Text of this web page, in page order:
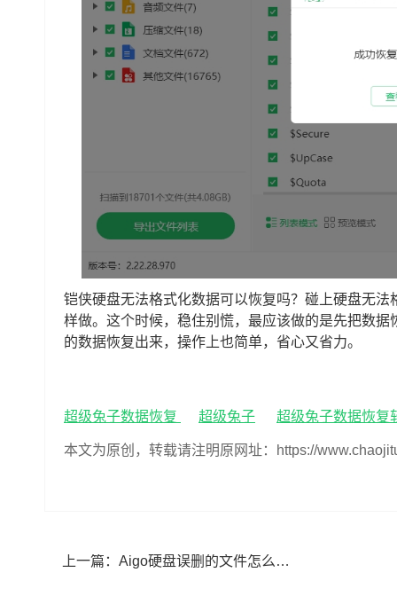
铠侠硬盘无法格式化数据可以恢复吗？碰上硬盘无
样做。这个时候，稳住别慌，最应该做的是先把数
的数据恢复出来，操作上也简单，省心又省力。
超级兔子数据恢复 超级兔子 超级兔子数据恢复
本文为原创，转载请注明原网址：https://
上一篇： Aigo硬盘误删的文件怎么恢复(Aigo硬盘文件误删恢复教程)